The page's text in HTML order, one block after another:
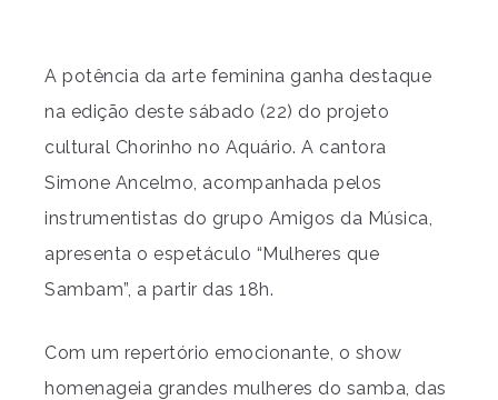
A potência da arte feminina ganha destaque
na edição deste sábado (22) do projeto
cultural Chorinho no Aquário. A cantora
Simone Ancelmo, acompanhada pelos
instrumentistas do grupo Amigos da Música,
apresenta o espetáculo “Mulheres que
Sambam”, a partir das 18h.
Com um repertório emocionante, o show
homenageia grandes mulheres do samba, das